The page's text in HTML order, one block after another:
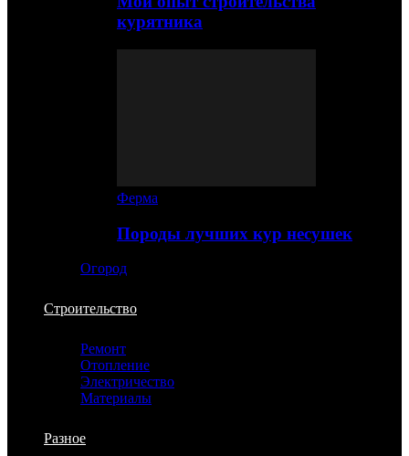
курятника
Ферма
Породы лучших кур несушек
Огород
Строительство
Ремонт
Отопление
Электричество
Материалы
Разное